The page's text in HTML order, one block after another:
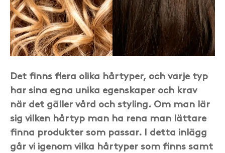
Det finns flera olika hårtyper, och varje typ
har sina egna unika egenskaper och krav
när det gäller vård och styling. Om man lär
sig vilken hårtyp man ha rena man lättare
finna produkter som passar. I detta inlägg
går vi igenom vilka hårtyper som finns samt